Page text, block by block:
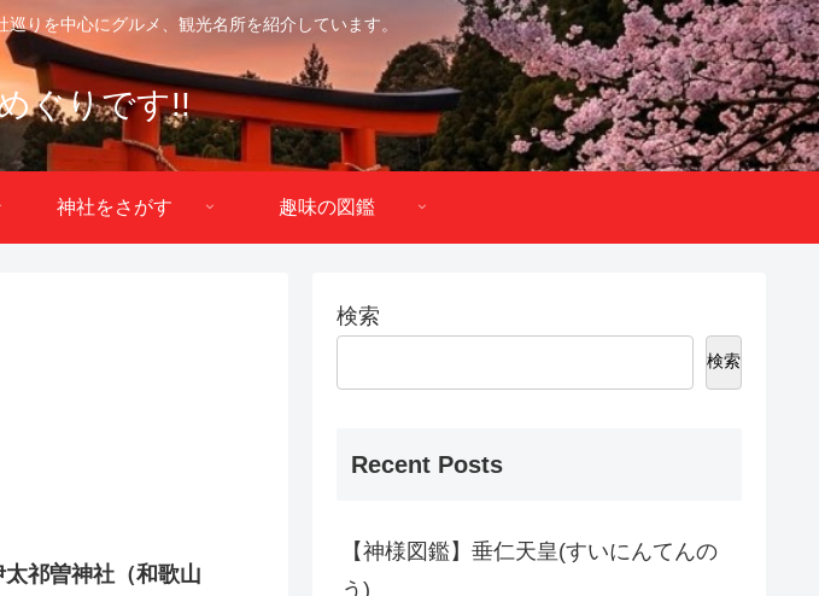
りを中心にグルメ、観光名所を紹介しています。
ぐりです!!
神社をさがす 趣味の図鑑
太祁曽神社（和歌山
検索
検索
Recent Posts
【神様図鑑】垂仁天皇(すいにんてんの
う)